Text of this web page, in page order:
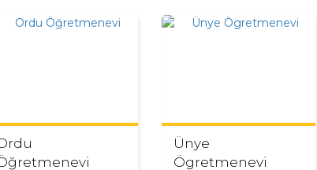
Ünye
Ögretmenevi